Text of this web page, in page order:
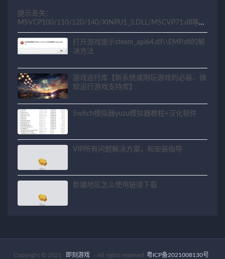
提示丢失：
MSVCP100/110/120/140/XINPU1_3.DLL/MSCVP71.dll等相
关问题解决方法
打开游戏提示steam_api64.dll\\EMP.dll的解
决方法
游戏运行库【新系统或刚玩游戏的必装、微
软运行游戏支持库】
Switch模拟器yuzu模拟器教程+汉化软件
VIP所有问题解决方案，和安装指导
新疆地区怎么使用链接下载
Copyright © 2021 即刻游戏 - All rights reserved 粤ICP备2021008130号